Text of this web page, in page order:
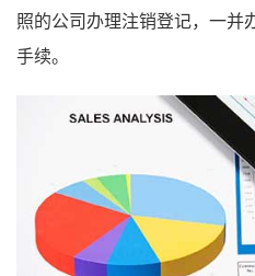
照的公司办理注销登记，一并
手续。